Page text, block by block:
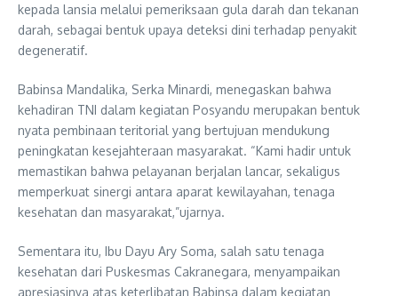
kepada lansia melalui pemeriksaan gula darah dan tekanan
darah, sebagai bentuk upaya deteksi dini terhadap penyakit
degeneratif.
Babinsa Mandalika, Serka Minardi, menegaskan bahwa
kehadiran TNI dalam kegiatan Posyandu merupakan bentuk
nyata pembinaan teritorial yang bertujuan mendukung
peningkatan kesejahteraan masyarakat. “Kami hadir untuk
memastikan bahwa pelayanan berjalan lancar, sekaligus
memperkuat sinergi antara aparat kewilayahan, tenaga
kesehatan dan masyarakat,”ujarnya.
Sementara itu, Ibu Dayu Ary Soma, salah satu tenaga
kesehatan dari Puskesmas Cakranegara, menyampaikan
apresiasinya atas keterlibatan Babinsa dalam kegiatan